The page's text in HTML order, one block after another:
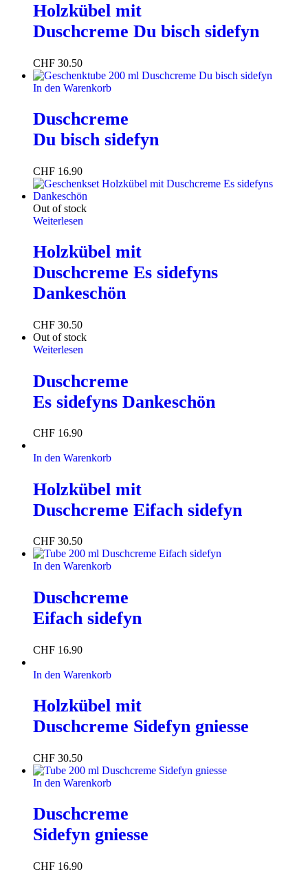
Holzkübel mit
Duschcreme Du bisch sidefyn
CHF 30.50
In den Warenkorb
Duschcreme
Du bisch sidefyn
CHF 16.90
Out of stock
Weiterlesen
Holzkübel mit
Duschcreme Es sidefyns
Dankeschön
CHF 30.50
Out of stock
Weiterlesen
Duschcreme
Es sidefyns Dankeschön
CHF 16.90
In den Warenkorb
Holzkübel mit
Duschcreme Eifach sidefyn
CHF 30.50
In den Warenkorb
Duschcreme
Eifach sidefyn
CHF 16.90
In den Warenkorb
Holzkübel mit
Duschcreme Sidefyn gniesse
CHF 30.50
In den Warenkorb
Duschcreme
Sidefyn gniesse
CHF 16.90